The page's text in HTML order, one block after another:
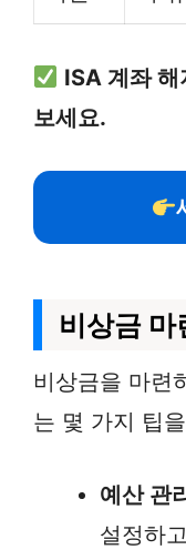
ISA 계좌 해
보세요.
비상금 마
비상금을 마련
는 몇 가지 팁
예산 관
설정하